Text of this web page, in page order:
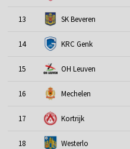
13 SK Beveren
14 KRC Genk
15 OH Leuven
16 Mechelen
17 Kortrijk
18 Westerlo